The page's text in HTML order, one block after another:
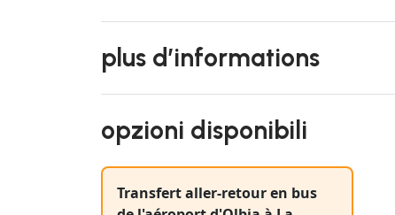
plus d’informations
opzioni disponibili
Transfert aller-retour en bus